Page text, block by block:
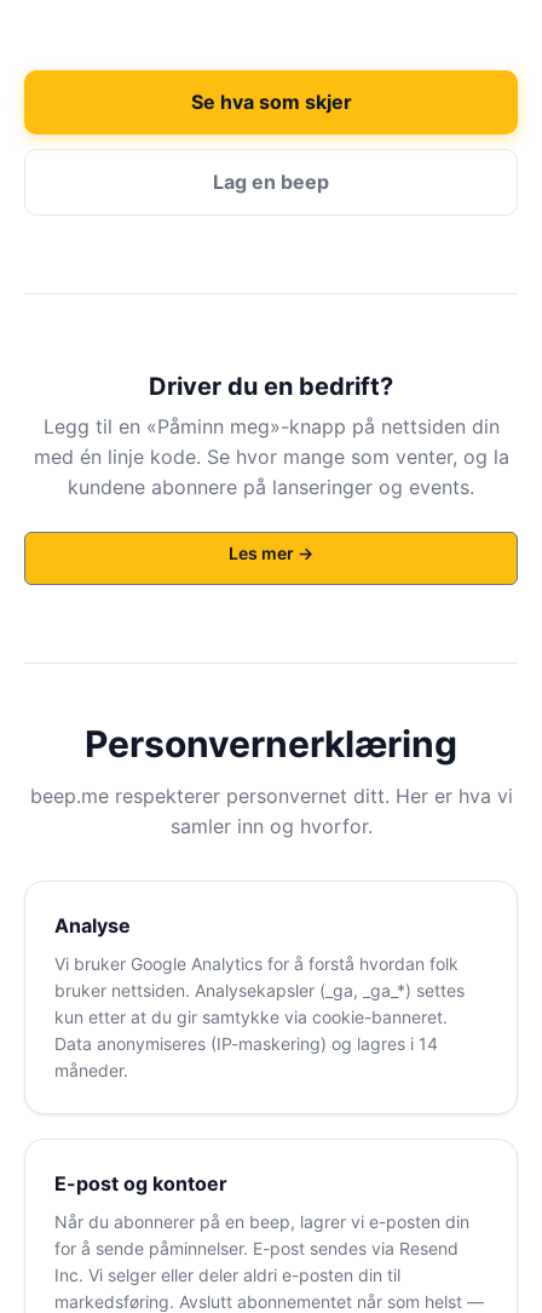
Se hva som skjer
Lag en beep
Driver du en bedrift?
Legg til en «Påminn meg»-knapp på nettsiden din
med én linje kode. Se hvor mange som venter, og la
kundene abonnere på lanseringer og events.
Les mer →
Personvernerklæring
beep.me respekterer personvernet ditt. Her er hva vi
samler inn og hvorfor.
Analyse
Vi bruker Google Analytics for å forstå hvordan folk
bruker nettsiden. Analysekapsler (_ga, _ga_*) settes
kun etter at du gir samtykke via cookie-banneret.
Data anonymiseres (IP-maskering) og lagres i 14
måneder.
E-post og kontoer
Når du abonnerer på en beep, lagrer vi e-posten din
for å sende påminnelser. E-post sendes via Resend
Inc. Vi selger eller deler aldri e-posten din til
markedsføring. Avslutt abonnementet når som helst —